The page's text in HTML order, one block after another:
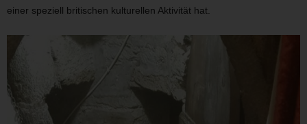
einer speziell britischen kulturellen Aktivität hat.